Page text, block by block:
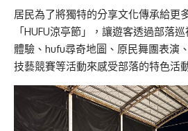
居民為了將獨特的分享文化傳承給更
「HUFU涼亭節」，讓遊客透過部落
體驗、hufu尋奇地圖、原民舞團表演
技藝競賽等活動來感受部落的特色活